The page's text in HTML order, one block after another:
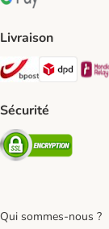
Google Pay Payment
Livraison
Bpost DPD
Sécurité
Security
Qui sommes-nous ?